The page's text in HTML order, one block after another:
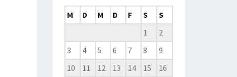
M
D M D F S
S
1
2
3
4 5 6 7 8
9
10
11 12 13 14 15
16